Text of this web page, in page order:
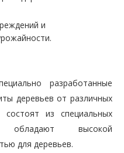
и
разработанные
деревьев от различных
из специальных
обладают высокой
для деревьев.